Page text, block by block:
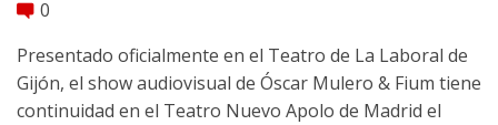
comment 0
Presentado oficialmente en el Teatro de La Laboral de
Gijón, el show audiovisual de Óscar Mulero & Fium tiene
continuidad en el Teatro Nuevo Apolo de Madrid el